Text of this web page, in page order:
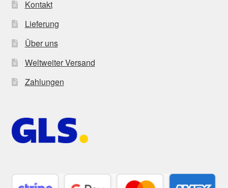
Kontakt
Lieferung
Über uns
Weltweiter Versand
Zahlungen